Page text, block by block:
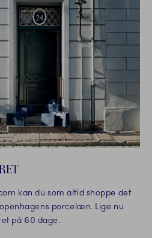
kan du som altid shoppe det
porcelæn. Lige nu
på 60 dage.